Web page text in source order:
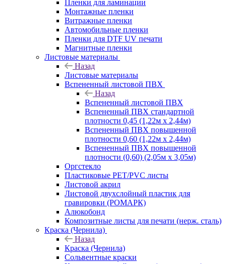
Пленки для ламинации
Монтажные пленки
Витражные пленки
Автомобильные пленки
Пленки для DTF UV печати
Магнитные пленки
Листовые материалы
Назад
Листовые материалы
Вспененный листовой ПВХ
Назад
Вспененный листовой ПВХ
Вспененный ПВХ стандартной
плотности 0,45 (1,22м х 2,44м)
Вспененный ПВХ повышенной
плотности 0,60 (1,22м х 2,44м)
Вспененный ПВХ повышенной
плотности (0,60) (2,05м х 3,05м)
Оргстекло
Пластиковые PET/PVC листы
Листовой акрил
Листовой двухслойный пластик для
гравировки (РОМАРК)
Алюкобонд
Композитные листы для печати (нерж. сталь)
Краска (Чернила)
Назад
Краска (Чернила)
Сольвентные краски